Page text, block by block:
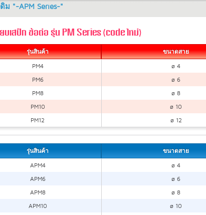
ดิม "-APM Series-"
ยบเสป็ก ข้อต่อ รุ่น PM Series (code ใหม่)
รุ่นสินค้า ขนาดสาย
PM4
ø 4
PM6
ø 6
PM8
ø 8
PM10
ø 10
PM12
ø 12
รุ่นสินค้า ขนาดสาย
APM4
ø 4
APM6
ø 6
APM8
ø 8
APM10
ø 10